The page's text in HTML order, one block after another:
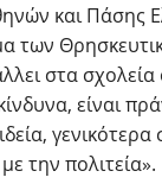
και Πάσης
των
στα
είναι
την πολιτεία».